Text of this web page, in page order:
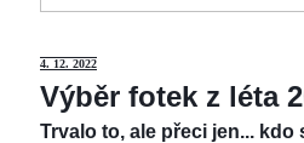
4. 12. 2022
Výběr fotek z léta
Trvalo to, ale přeci jen... kdo